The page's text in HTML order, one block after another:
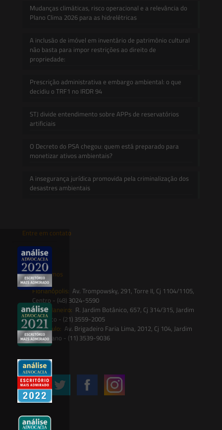
Mudanças climáticas, risco operacional e a relevância do
Plano Clima 2026 para as hidrelétricas
A inclusão de imóvel em inventário de patrimônio cultural
não basta para impor restrições ao direito de
propriedade:
Prescrição administrativa e embargo ambiental: o que
decidiu o TRF1 no IRDR 94
STJ divide entendimento sobre APPs de reservatórios
artificiais
O Decreto do PSA chegou: quem está preparado para
monetizar ativos ambientais?
A insegurança jurídica promovida pela criminalização dos
desastres ambientais
Entre em contato
contato@saesadvogados.com.br
Onde estamos
Florianópolis: Av. Trompowsky, 291, Torre II, Cj 1104/1105,
Centro - (48) 3024-5590
Rio de Janeiro: R. Jardim Botânico, 657, Cj 314/315, Jardim
Botânico - (21) 3559-2005
São Paulo: Av. Brigadeiro Faria Lima, 2012, Cj 104, Jardim
Paulistano - (11) 3539-9036
Siga-nos